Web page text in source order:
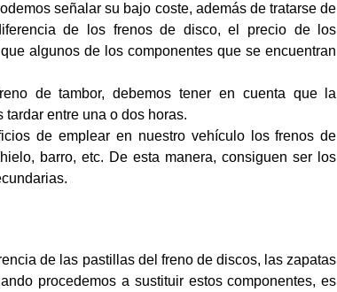
señalar su bajo coste, además de tratarse de
de los frenos de disco, el precio de los
algunos de los componentes que se encuentran
de tambor, debemos tener en cuenta que la
entre una o dos horas.
de emplear en nuestro vehículo los frenos de
barro, etc. De esta manera, consiguen ser los
de las pastillas del freno de discos, las zapatas
procedemos a sustituir estos componentes, es